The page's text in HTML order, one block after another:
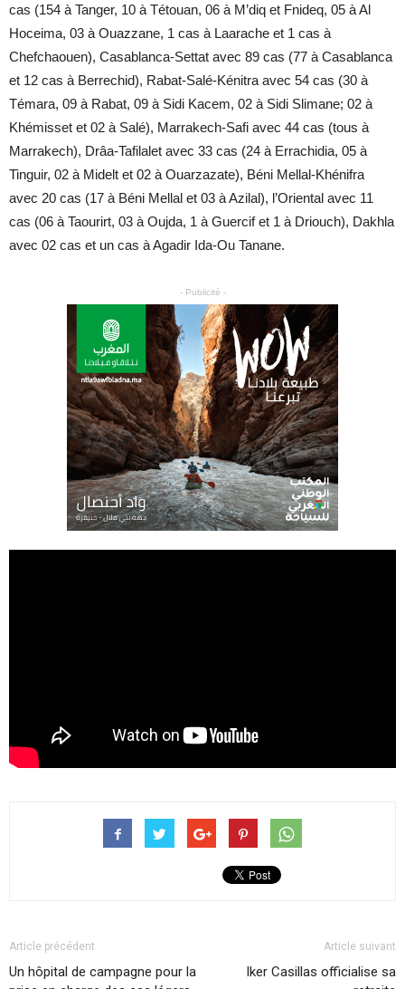
cas (154 à Tanger, 10 à Tétouan, 06 à M’diq et Fnideq, 05 à Al
Hoceima, 03 à Ouazzane, 1 cas à Laarache et 1 cas à
Chefchaouen), Casablanca-Settat avec 89 cas (77 à Casablanca
et 12 cas à Berrechid), Rabat-Salé-Kénitra avec 54 cas (30 à
Témara, 09 à Rabat, 09 à Sidi Kacem, 02 à Sidi Slimane; 02 à
Khémisset et 02 à Salé), Marrakech-Safi avec 44 cas (tous à
Marrakech), Drâa-Tafilalet avec 33 cas (24 à Errachidia, 05 à
Tinguir, 02 à Midelt et 02 à Ouarzazate), Béni Mellal-Khénifra
avec 20 cas (17 à Béni Mellal et 03 à Azilal), l’Oriental avec 11
cas (06 à Taourirt, 03 à Oujda, 1 à Guercif et 1 à Driouch), Dakhla
avec 02 cas et un cas à Agadir Ida-Ou Tanane.
- Publicité -
Article précédent
Un hôpital de campagne pour la
Article suivant
Iker Casillas officialise sa